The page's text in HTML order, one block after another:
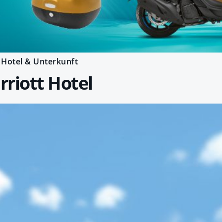
Hotel & Unterkunft
Hotel